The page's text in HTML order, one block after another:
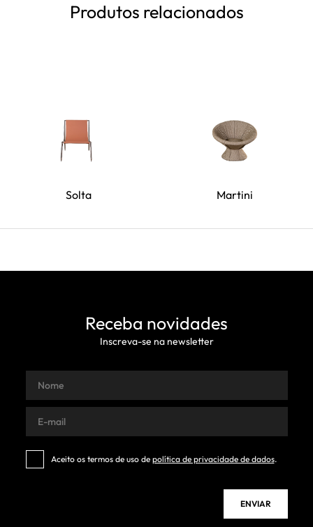
Produtos relacionados
Solta Martini
Receba novidades
Inscreva-se na newsletter
Aceito os termos de uso de política de privacidade de dados.
ENVIAR